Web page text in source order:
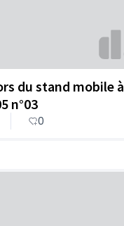
du stand mobile à
n°03
0